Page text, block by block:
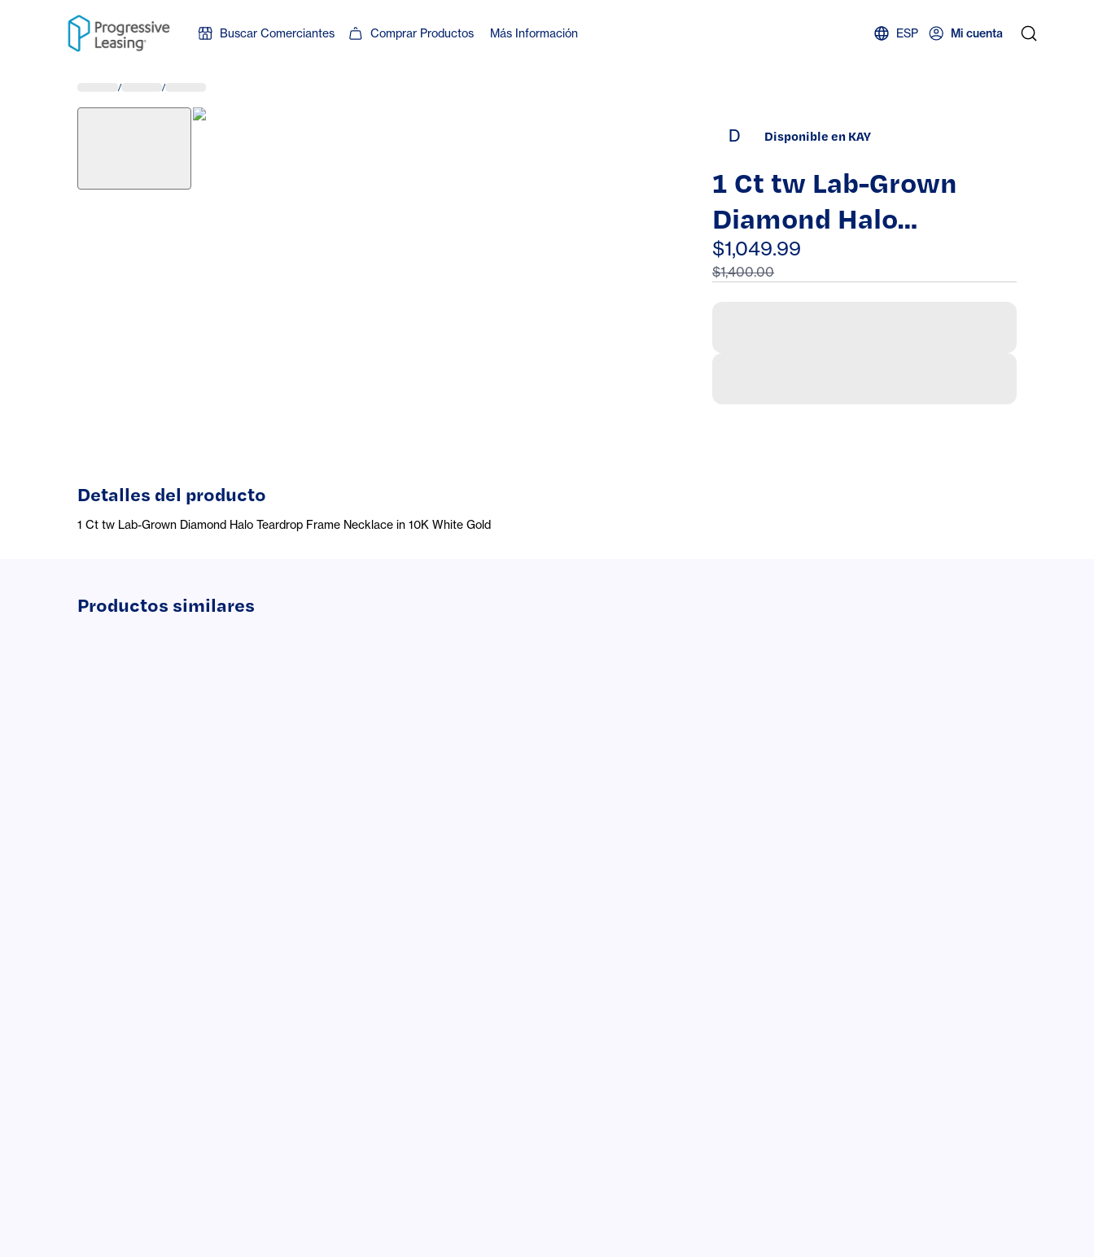
Skip to content
Buscar Comerciantes Comprar Productos Más Información ESP Mi cuenta
/ /
Detalles del producto
1 Ct tw Lab-Grown Diamond Halo Teardrop Frame Necklace in 10K White Gold
D Disponible en KAY
1 Ct tw Lab-Grown
Diamond Halo
Teardrop Frame
Necklace in 10K White
$1,049.99
$1,400.00
Productos similares